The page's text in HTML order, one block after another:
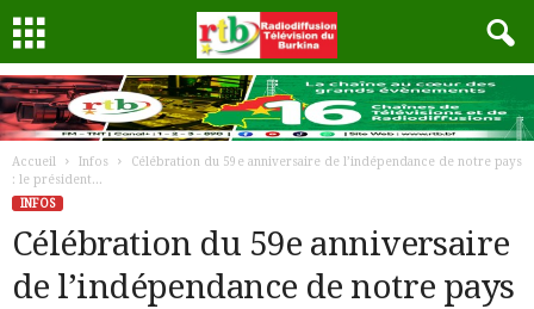
Accueil Infos
Célébration du 59e anniversaire de l’indépendance de notre pays
: le président...
INFOS
Célébration du 59e anniversaire
de l’indépendance de notre pays